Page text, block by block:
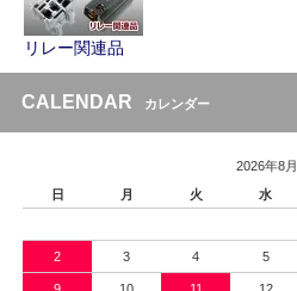
リレー関連品
CALENDAR カレンダー
2026年8月
日
月 火 水
2 3 4 5
9 10 11 12